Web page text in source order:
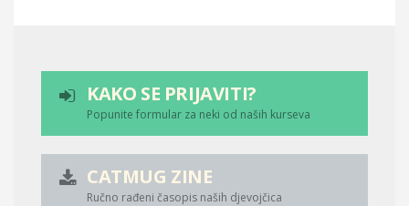
KAKO SE PRIJAVITI?
Popunite formular za neki od naših kurseva
CATMUG ZINE
Ručno rađeni časopis naših djevojčica